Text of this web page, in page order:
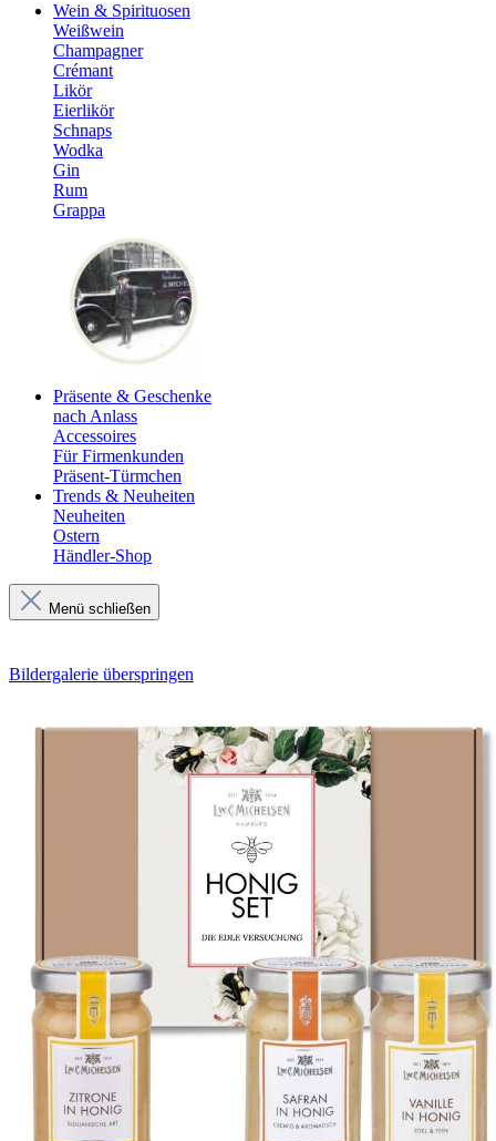
Wein & Spirituosen
Weißwein
Champagner
Crémant
Likör
Eierlikör
Schnaps
Wodka
Gin
Rum
Grappa
Präsente & Geschenke
nach Anlass
Accessoires
Für Firmenkunden
Präsent-Türmchen
Trends & Neuheiten
Neuheiten
Ostern
Händler-Shop
Menü schließen
Bildergalerie überspringen